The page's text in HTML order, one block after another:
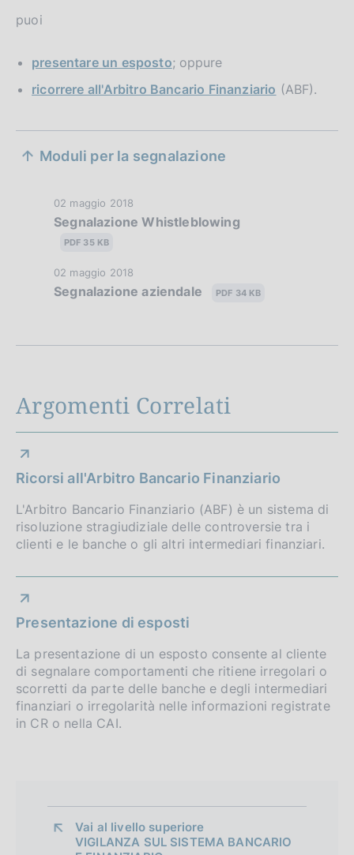
puoi
presentare un esposto; oppure
ricorrere all'Arbitro Bancario Finanziario (ABF).
S
d
a
p
p
r
o
f
o
n
d
i
m
e
Moduli per la segnalazione
D
a
P
u
a
z
n
e
:
02 maggio 2018
Segnalazione Whistleblowing
PDF 35 KB
D
a
P
b
a
i
e
02 maggio 2018
Segnalazione aziendale PDF 34 KB
Argomenti Correlati
Ricorsi all'Arbitro Bancario Finanziario
L'Arbitro Bancario Finanziario (ABF) è un sistema di
risoluzione stragiudiziale delle controversie tra i
clienti e le banche o gli altri intermediari finanziari.
Presentazione di esposti
La presentazione di un esposto consente al cliente
di segnalare comportamenti che ritiene irregolari o
scorretti da parte delle banche e degli intermediari
finanziari o irregolarità nelle informazioni registrate
in CR o nella CAI.
Vai al livello superiore
VIGILANZA SUL SISTEMA BANCARIO